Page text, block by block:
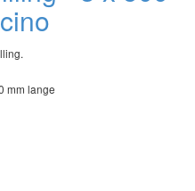
mm lange